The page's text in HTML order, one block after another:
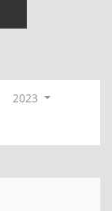
2023